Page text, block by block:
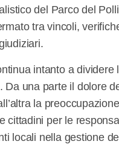
del Parco del
tra vincoli,
intanto a dividere
Da una parte il dolore
la
cittadini per le
locali nella gestione